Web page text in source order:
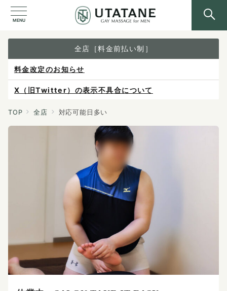
MENU
全店［料金前払い制］
料金改定のお知らせ
X（旧Twitter）の表示不具合について
ご予約は各店へ直接お問い合わせください。
料金は当日施術前にお支払いください。
感染症防止対策について
TOP 全店 対応可能日多い